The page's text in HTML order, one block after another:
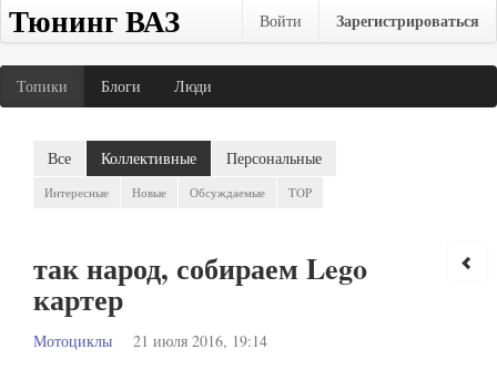
Тюнинг ВАЗ Войти Зарегистрироваться
Топики Блоги Люди
Все Коллективные Персональные
Интересные Новые Обсуждаемые TOP
так народ, собираем Lego
картер
Мотоциклы 21 июля 2016, 19:14